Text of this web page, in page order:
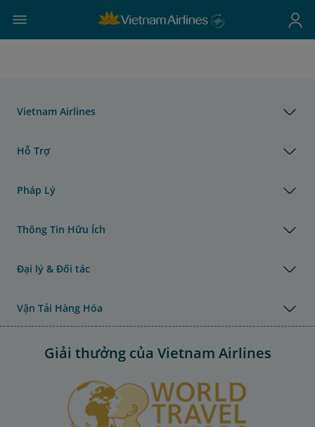
Vietnam Airlines
Hỗ Trợ
Pháp Lý
Thông Tin Hữu Ích
Đại lý & Đối tác
Vận Tải Hàng Hóa
Giải thưởng của Vietnam Airlines